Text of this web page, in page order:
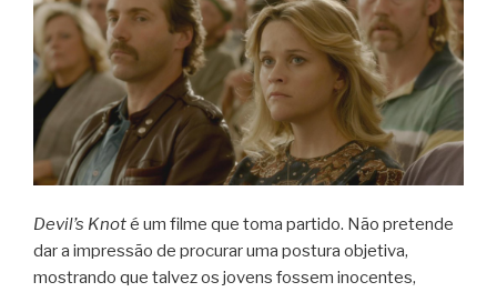
Devil’s Knoté um filme que toma partido. Não pretende
dar a impressão de procurar uma postura objetiva,
mostrando que talvez os jovens fossem inocentes,